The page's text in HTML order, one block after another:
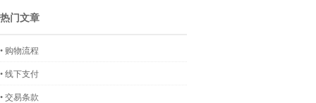
热门文章
• 购物流程
• 线下支付
• 交易条款